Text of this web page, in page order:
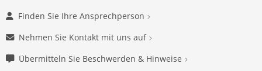
Finden Sie Ihre Ansprechperson
Nehmen Sie Kontakt mit uns auf
Übermitteln Sie Beschwerden & Hinweise